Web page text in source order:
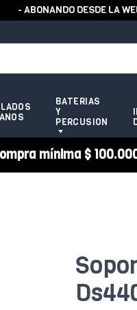
- ABONANDO DESDE LA WEB
BATERIAS
Y
PERCUSION
mínima $